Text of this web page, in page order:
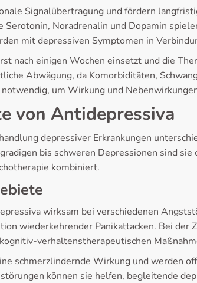
Signalübertragung und fördern
Noradrenalin und Dopamin
mit depressiven Symptomen in
nach einigen Wochen einsetzt und die
Abwägung, da Komorbiditäten,
um Wirkung und
von Antidepressiva
depressiver Erkrankungen
bis schweren Depressionen sind
kombiniert.
wirksam bei verschiedenen
wiederkehrender Panikattacken. Bei
verhaltenstherapeutischen
schmerzlindernde Wirkung und werden
können sie helfen, begleitende